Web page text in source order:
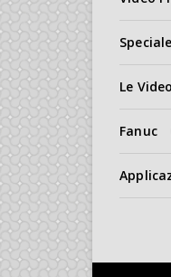
Le
Fanuc